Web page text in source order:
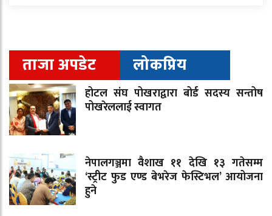
ताजा अपडेट लोकप्रिय
होटल संघ पोखराद्वारा बोर्ड सदस्य सन्तोष
पोखरेललाई स्वागत
नेपालगञ्जमा वैशाख ११ देखि १३ गतेसम्म
‘स्ट्रीट फुड एण्ड बेभरेज फेस्टिभल’ आयोजना
हुने